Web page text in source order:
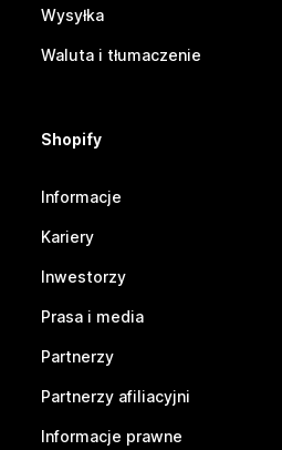
Wysyłka
Waluta i tłumaczenie
Shopify
Informacje
Kariery
Inwestorzy
Prasa i media
Partnerzy
Partnerzy afiliacyjni
Informacje prawne